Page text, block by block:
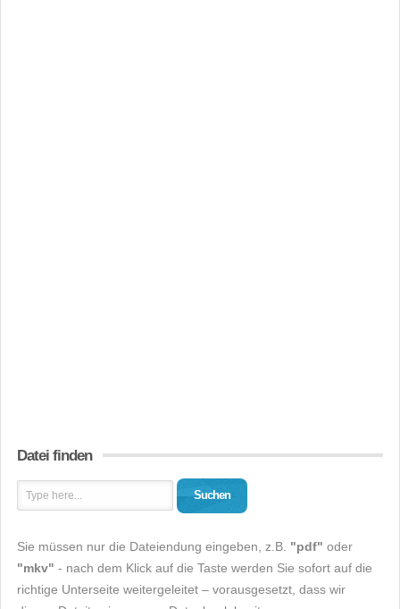
Datei finden
Suchen
Sie müssen nur die Dateiendung eingeben, z.B. "pdf" oder
"mkv" - nach dem Klick auf die Taste werden Sie sofort auf die
richtige Unterseite weitergeleitet – vorausgesetzt, dass wir